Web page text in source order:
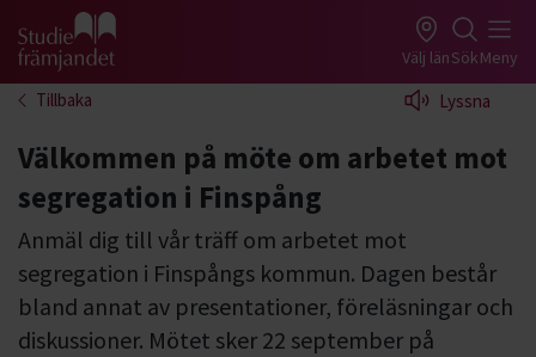
Gå till studiefrämjandets startsida Välj länSökMeny
Tillbaka Lyssna
Välkommen på möte om arbetet mot
segregation i Finspång
Anmäl dig till vår träff om arbetet mot
segregation i Finspångs kommun. Dagen består
bland annat av presentationer, föreläsningar och
diskussioner. Mötet sker 22 september på